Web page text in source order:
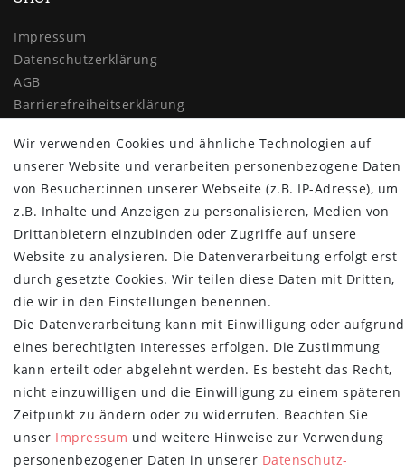
Impressum
Daten­schutz­erklärung
AGB
Barrierefreiheitserklärung
Vertrag widerrufen
MYPOPUPCLUB
Über uns
Retoure
Versand- und Zahlungsbedingungen
NEWSLETTER
E-MAIL **
Newsletter
Honig
Hiermit bestätige ich, dass ich die Daten­schutz­erklärunggelesen habe.
Meine Einwilligung kann ich jederzeit widerrufen.**
Abonnieren
Wir verwenden Cookies und ähnliche Technologien auf
unserer Website und verarbeiten personenbezogene Daten
von Besucher:innen unserer Webseite (z.B. IP-Adresse), um
z.B. Inhalte und Anzeigen zu personalisieren, Medien von
Drittanbietern einzubinden oder Zugriffe auf unsere
Website zu analysieren. Die Datenverarbeitung erfolgt erst
durch gesetzte Cookies. Wir teilen diese Daten mit Dritten,
die wir in den Einstellungen benennen.
Die Datenverarbeitung kann mit Einwilligung oder aufgrund
eines berechtigten Interesses erfolgen. Die Zustimmung
kann erteilt oder abgelehnt werden. Es besteht das Recht,
nicht einzuwilligen und die Einwilligung zu einem späteren
Zeitpunkt zu ändern oder zu widerrufen. Beachten Sie
unser Impressum und weitere Hinweise zur Verwendung
personenbezogener Daten in unserer Daten­schutz­